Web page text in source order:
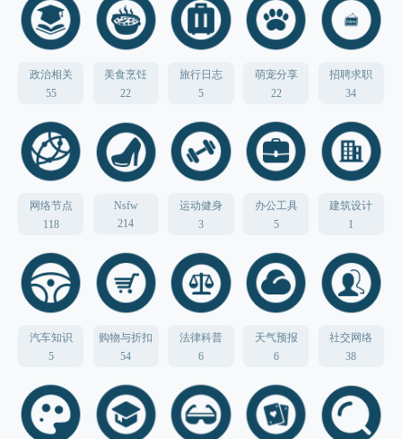
政治相关
55
美食烹饪
22
旅行日志
5
萌宠分享
22
招聘求职
34
网络节点
118
Nsfw
214
运动健身
3
办公工具
5
建筑设计
1
汽车知识
5
购物与折扣
54
法律科普
6
天气预报
6
社交网络
38